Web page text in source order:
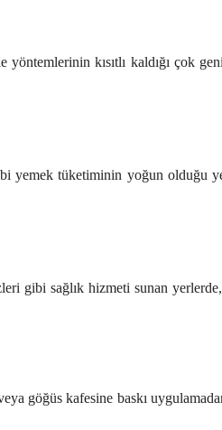
kısıtlı kaldığı çok
yemek tüketiminin yoğun olduğu
gibi sağlık hizmeti sunan
göğüs kafesine baskı